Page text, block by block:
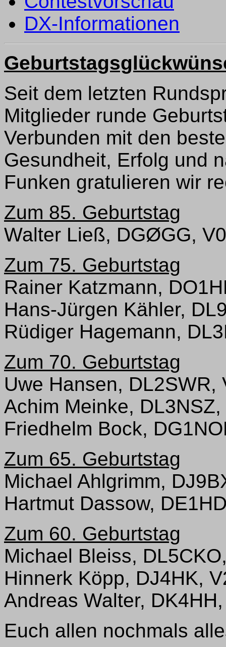
DX-Informationen
Seit dem letzten
Mitglieder runde
Verbunden mit den
Gesundheit, Erfolg und
Funken gratulieren wir
Zum 85. Geburtstag
Walter Ließ, DGØGG,
Zum 75. Geburtstag
Rainer Katzmann,
Hans-Jürgen Kähler,
Rüdiger Hagemann,
Zum 70. Geburtstag
Uwe Hansen, DL2SWR,
Achim Meinke, DL3NSZ,
Friedhelm Bock,
Zum 65. Geburtstag
Michael Ahlgrimm,
Hartmut Dassow,
Zum 60. Geburtstag
Michael Bleiss,
Hinnerk Köpp, DJ4HK,
Andreas Walter,
Euch allen nochmals